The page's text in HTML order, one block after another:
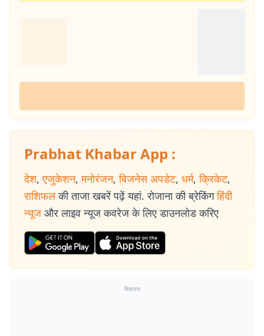
Prabhat Khabar App :
देश, एजुकेशन, मनोरंजन, बिजनेस अपडेट, धर्म, क्रिकेट,
राशिफल की ताजा खबरें पढ़ें यहां. रोजाना की ब्रेकिंग हिंदी
न्यूज और लाइव न्यूज कवरेज के लिए डाउनलोड करिए
विज्ञापन